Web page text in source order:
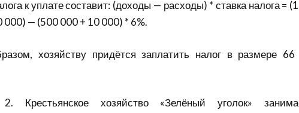
к уплате составит: (доходы — расходы) * ставка налога =
000) — (500 000 + 10 000) * 6%.
хозяйству придётся заплатить налог в размере
Крестьянское хозяйство «Зелёный уголок»